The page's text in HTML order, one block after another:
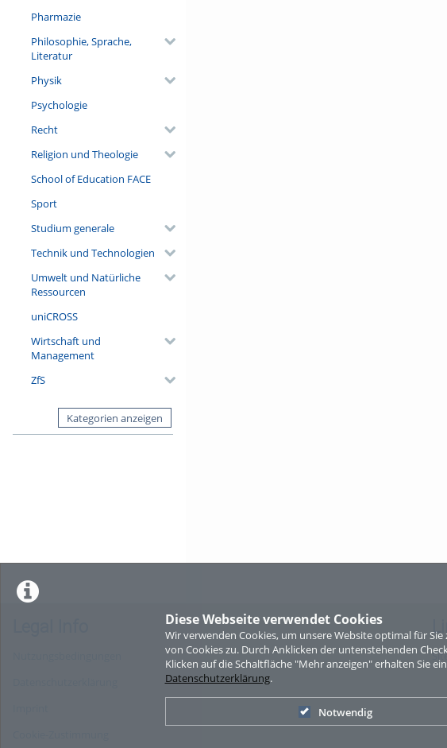
Diese Webseite verwendet Cookies
Wir verwenden Cookies, um unsere Website optimal für
von Cookies zu. Durch Anklicken der untenstehenden
Klicken auf die Schaltfläche "Mehr anzeigen" erhalten Sie
Datenschutzerklärung.
Notwendig
Pharmazie
Philosophie, Sprache,
Literatur
Physik
Psychologie
Recht
Religion und Theologie
School of Education FACE
Sport
Studium generale
Technik und Technologien
Umwelt und Natürliche
Ressourcen
uniCROSS
Wirtschaft und
Management
ZfS
Kategorien anzeigen